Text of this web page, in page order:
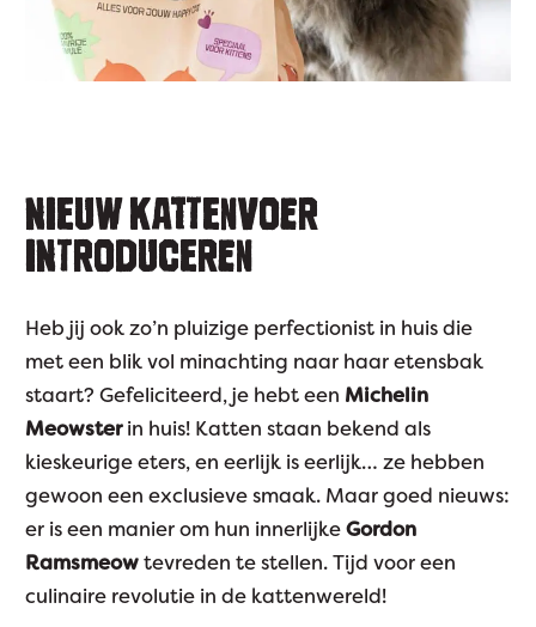
NIEUW KATTENVOER
INTRODUCEREN
Heb jij ook zo’n pluizige perfectionist in huis die
met een blik vol minachting naar haar etensbak
staart? Gefeliciteerd, je hebt een Michelin
Meowsterin huis! Katten staan bekend als
kieskeurige eters, en eerlijk is eerlijk… ze hebben
gewoon een exclusieve smaak. Maar goed nieuws:
er is een manier om hun innerlijkeGordon
Ramsmeowtevreden te stellen. Tijd voor een
culinaire revolutie in de kattenwereld!